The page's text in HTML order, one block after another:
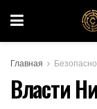
Главная
Власти